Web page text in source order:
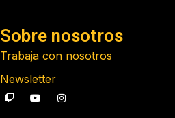
Sobre nosotros
Trabaja con nosotros
Newsletter